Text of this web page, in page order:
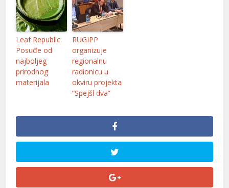
Leaf Republic:
Posuđe od
najboljeg
prirodnog
materijala
RUGIPP
organizuje
regionalnu
radionicu u
okviru projekta
“Spejšl dva”